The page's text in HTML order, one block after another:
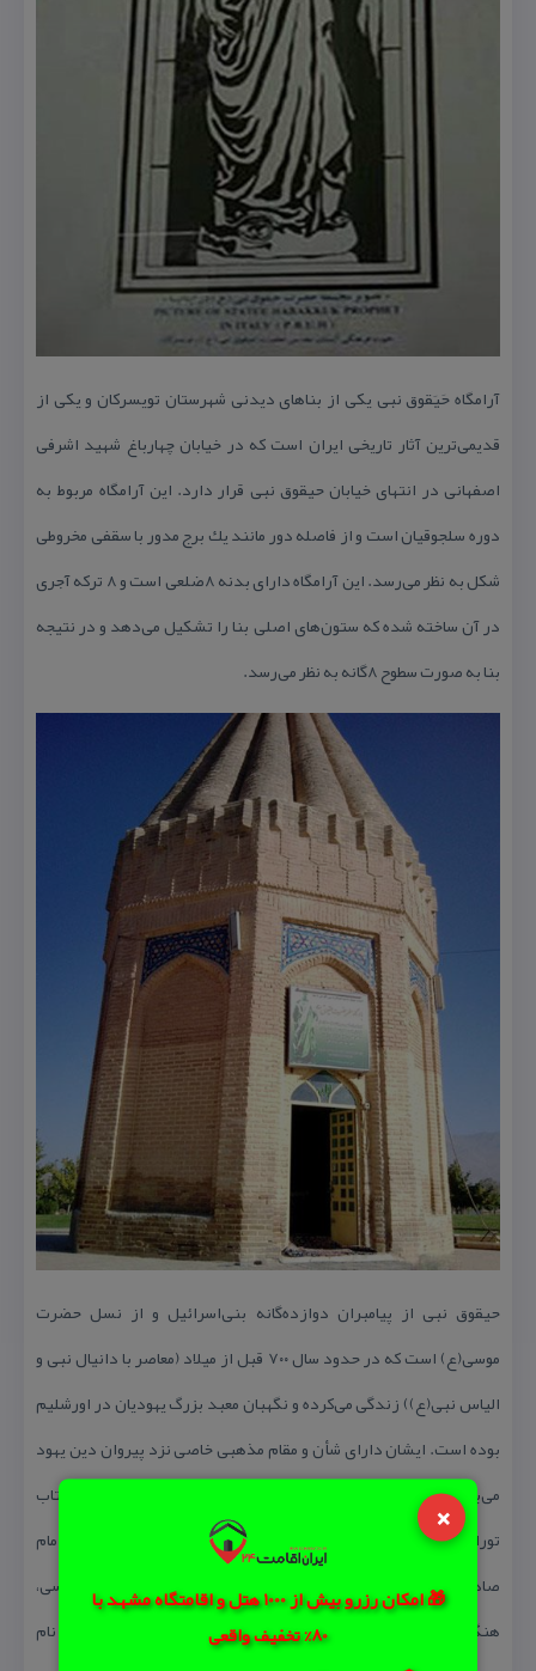
×
🎁 امکان رزرو بیش از 1000 هتل و اقامتگاه مشهد با
80% تخفیف واقعی
آرامگاه حَیَقوق نبی یكی از بناهای دیدنی شهرستان تویسركان و یكی از
قدیمی‌ترین آثار تاریخی ایران است كه در خیابان چهارباغ شهید اشرفی
اصفهانی در انتهای خیابان حیقوق نبی قرار دارد. این آرامگاه مربوط به
دوره سلجوقیان است و از فاصله دور مانند یك برج مدور با سقفی مخروطی
شكل به نظر می‌رسد. این آرامگاه دارای بدنه ۸ضلعی است و ۸ تركه آجری
در آن ساخته شده كه ستون‌های اصلی بنا را تشكیل می‌دهد و در نتیجه
بنا به صورت سطوح ۸گانه به نظر می‌رسد.
حیقوق نبی از پیامبران دوازده‌گانه بنی‌اسرائیل و از نسل حضرت
موسی(ع) است كه در حدود سال ۷۰۰ قبل از میلاد (معاصر با دانیال نبی و
الیاس نبی(ع)) زندگی می‌كرده و نگهبان معبد بزرگ یهودیان در اورشلیم
بوده است. ایشان دارای شأن و مقام مذهبی خاصی نزد پیروان دین یهود
می‌باشد و برای مسلمانان نیز بسیار قابل احترام است. نام وی در كتاب
تورات عهد عتیق ذكر شده است همچنین در شرح دعای ام داوود، امام
صادق(ع) از ایشان نام برده‌اند و در مناظره معروف دربار مأمون عباسی،
هنگام بحث با دانشمند یهودی (جاثلیق)، امام رضا (ع) از حیقوق نبی نام